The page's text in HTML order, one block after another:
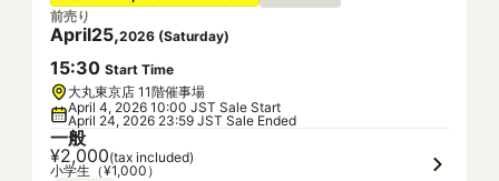
前売り
April25,2026 (Saturday)
15:30 Start Time
大丸東京店 11階催事場
April 4, 2026 10:00 JST Sale Start
April 24, 2026 23:59 JST Sale Ended
一般
¥2,000(tax included)
小学生（¥1,000）